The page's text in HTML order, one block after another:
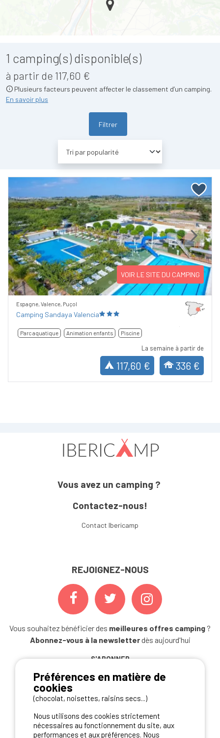
1 camping(s) disponible(s)
à partir de 117,60 €
Plusieurs facteurs peuvent affecter le classement d’un camping.
En savoir plus
Filtrer
Previous Next
VOIR LE SITE DU CAMPING
Espagne, Valence, Puçol
Camping Sandaya Valencia
Parc aquatique Animation enfants Piscine
La semaine à partir de
117,60 € 336 €
Vous avez un camping ?
Contactez-nous!
Contact Ibericamp
REJOIGNEZ-NOUS
Vous souhaitez bénéficier des meilleures offres camping ?
Abonnez-vous à la newsletterdès aujourd'hui
S'ABONNER
NOS PARTENAIRES
Préférences en matière de
cookies
(chocolat, noisettes, raisins secs...)
Nous utilisons des cookies strictement
nécessaires au fonctionnement du site, aux
performances et aux préférences. Nous